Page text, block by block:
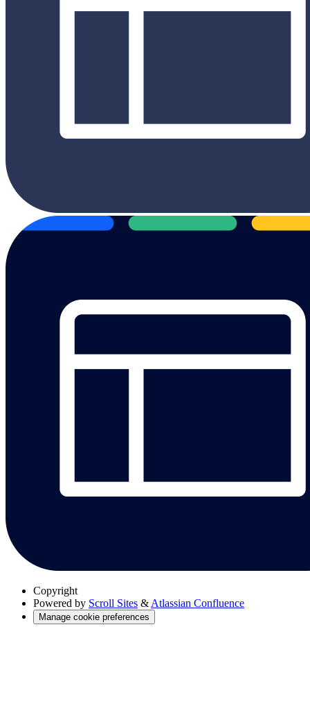
Copyright
Powered by Scroll Sites & Atlassian Confluence
Manage cookie preferences